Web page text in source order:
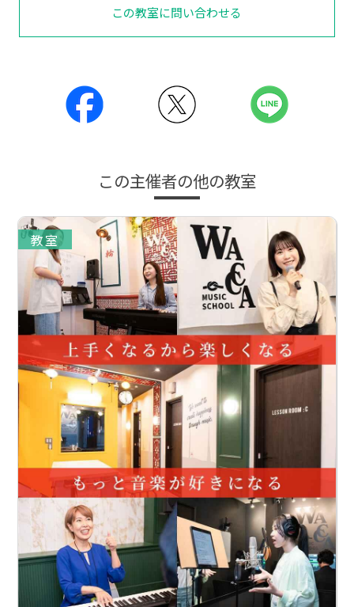
この教室に問い合わせる
この主催者の他の教室
教室